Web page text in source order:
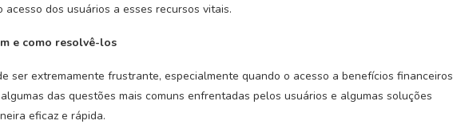
dos usuários a esses recursos vitais.
e como resolvê-los
ser extremamente frustrante, especialmente quando o acesso a benefícios financeiros
das questões mais comuns enfrentadas pelos usuários e algumas soluções
eficaz e rápida.